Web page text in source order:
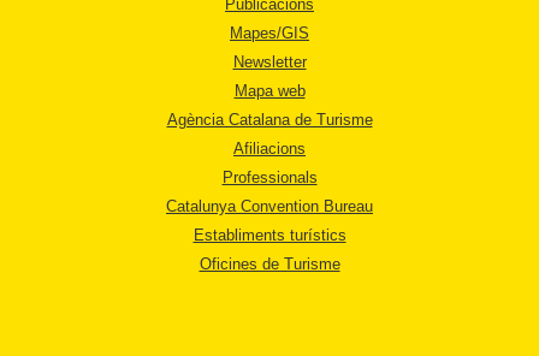
Publicacions
Mapes/GIS
Newsletter
Mapa web
Agència Catalana de Turisme
Afiliacions
Professionals
Catalunya Convention Bureau
Establiments turístics
Oficines de Turisme